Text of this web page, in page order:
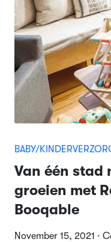
BABY/
Van één stad
groeien met
Booqable
November 15, 2021 ·